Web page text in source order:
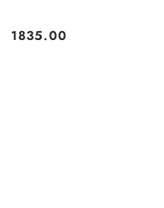
Cena:
1835.00